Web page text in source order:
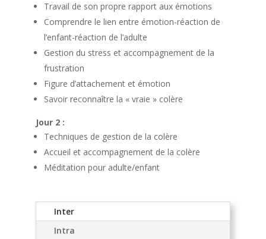
Travail de son propre rapport aux émotions
Comprendre le lien entre émotion-réaction de
l’enfant-réaction de l’adulte
Gestion du stress et accompagnement de la
frustration
Figure d’attachement et émotion
Savoir reconnaître la « vraie » colère
Jour 2 :
Techniques de gestion de la colère
Accueil et accompagnement de la colère
Méditation pour adulte/enfant
Inter
Intra